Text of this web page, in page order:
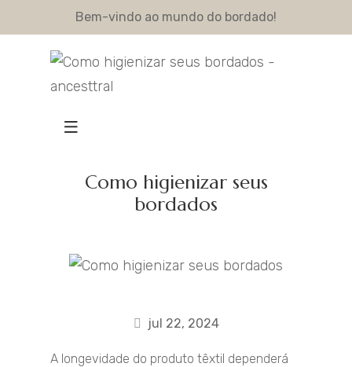
Bem-vindo ao mundo do bordado!
Como higienizar seus
bordados
jul 22, 2024
A longevidade do produto têxtil dependerá